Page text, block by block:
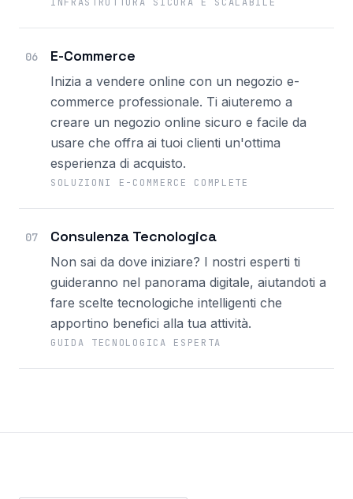
06 E-Commerce
Inizia a vendere online con un negozio e-
commerce professionale. Ti aiuteremo a
creare un negozio online sicuro e facile da
usare che offra ai tuoi clienti un'ottima
esperienza di acquisto.
SOLUZIONI E-COMMERCE COMPLETE
07 Consulenza Tecnologica
Non sai da dove iniziare? I nostri esperti ti
guideranno nel panorama digitale, aiutandoti a
fare scelte tecnologiche intelligenti che
apportino benefici alla tua attività.
GUIDA TECNOLOGICA ESPERTA